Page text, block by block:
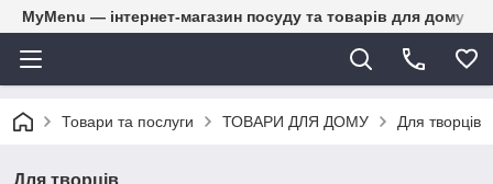
MyMenu — інтернет-магазин посуду та товарів для дому
Товари та послуги ТОВАРИ ДЛЯ ДОМУ Для творців
Для творців